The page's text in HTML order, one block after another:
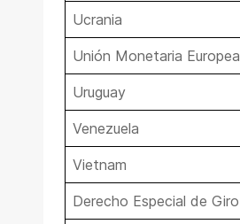
Ucrania
Unión Monetaria Europea
Uruguay
Venezuela
Vietnam
Derecho Especial de Giro